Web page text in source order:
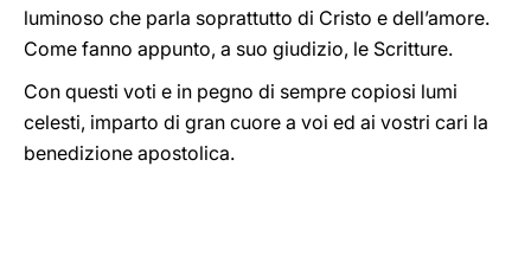
luminoso che parla soprattutto di Cristo e dell’amore.
Come fanno appunto, a suo giudizio, le Scritture.
Con questi voti e in pegno di sempre copiosi lumi
celesti, imparto di gran cuore a voi ed ai vostri cari la
benedizione apostolica.